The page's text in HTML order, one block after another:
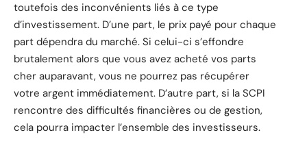
toutefois des inconvénients liés à ce type
d’investissement. D’une part, le prix payé pour chaque
part dépendra du marché. Si celui-ci s’effondre
brutalement alors que vous avez acheté vos parts
cher auparavant, vous ne pourrez pas récupérer
votre argent immédiatement. D’autre part, si la SCPI
rencontre des difficultés financières ou de gestion,
cela pourra impacter l’ensemble des investisseurs.